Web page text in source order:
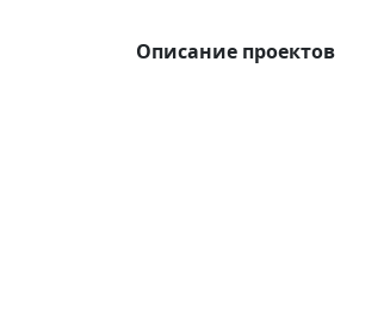
Описание проектов